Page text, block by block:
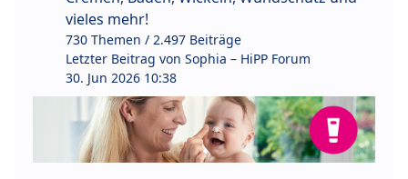
vieles mehr!
730 Themen / 2.497 Beiträge
Letzter Beitrag von Sophia – HiPP Forum
30. Jun 2026 10:38